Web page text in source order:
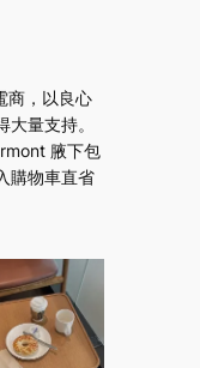
商，以良心
量支持。
腋下包
購物車直省